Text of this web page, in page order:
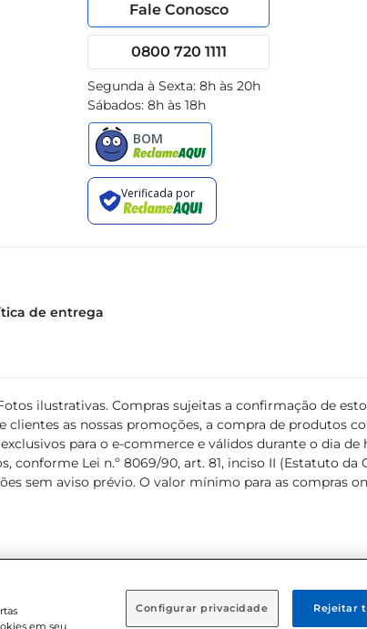
Fale Conosco
0800 720 1111
Segunda à Sexta: 8h às 20h
Sábados: 8h às 18h
de entrega
ilustrativas. Compras sujeitas a confirmação de
as nossas promoções, a compra de produtos
para o e-commerce e válidos durante o dia de
conforme Lei n.º 8069/90, art. 81, inciso II (Estatuto da
sem aviso prévio. O valor mínimo para as compras
em seu
Configurar privacidade Rejeitar